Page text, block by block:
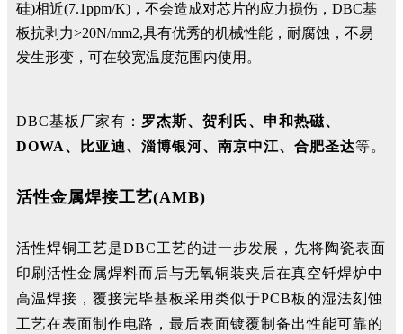
硅)相近(7.1ppm/K)，不会造成对芯片的应力损伤，DBC基
板抗剥力>20N/mm2,具有优秀的机械性能，耐腐蚀，不易
发生形变，可在较宽温度范围内使用。
DBC基板厂家有： 罗杰斯、贺利氏、申和热磁、
DOWA、比亚迪、淄博银河、南京中江、合肥圣达等。
活性金属焊接工艺(AMB)
活性焊铜工艺是DBC工艺的进一步发展，先将陶瓷表面
印刷活性金属焊料而后与无氧铜装夹后在真空钎焊炉中
高温焊接，覆接完毕基板采用类似于PCB板的湿法刻蚀
工艺在表面制作电路，最后表面镀覆制备出性能可靠的